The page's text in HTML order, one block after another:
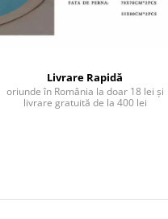
Livrare Rapidă
oriunde în România la doar 18 lei și
livrare gratuită de la 400 lei